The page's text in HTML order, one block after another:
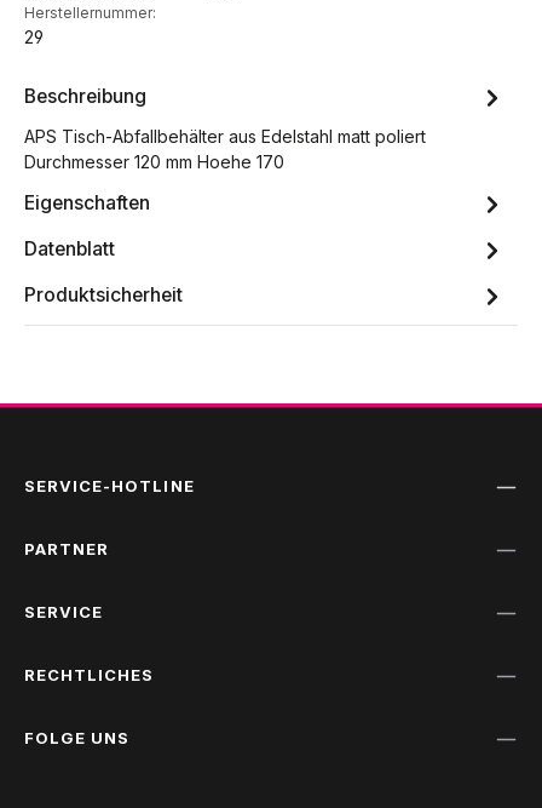
Herstellernummer:
29
Beschreibung
APS Tisch-Abfallbehälter aus Edelstahl matt poliert
Durchmesser 120 mm Hoehe 170
Eigenschaften
Datenblatt
Produktsicherheit
SERVICE-HOTLINE
PARTNER
SERVICE
RECHTLICHES
FOLGE UNS